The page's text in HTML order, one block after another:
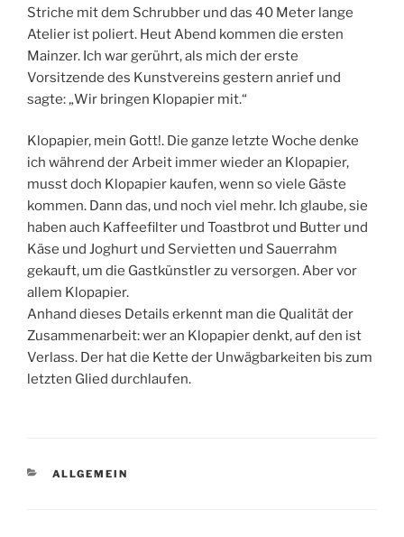
Striche mit dem Schrubber und das 40 Meter lange
Atelier ist poliert. Heut Abend kommen die ersten
Mainzer. Ich war gerührt, als mich der erste
Vorsitzende des Kunstvereins gestern anrief und
sagte: „Wir bringen Klopapier mit.“
Klopapier, mein Gott!. Die ganze letzte Woche denke
ich während der Arbeit immer wieder an Klopapier,
musst doch Klopapier kaufen, wenn so viele Gäste
kommen. Dann das, und noch viel mehr. Ich glaube, sie
haben auch Kaffeefilter und Toastbrot und Butter und
Käse und Joghurt und Servietten und Sauerrahm
gekauft, um die Gastkünstler zu versorgen. Aber vor
allem Klopapier.
Anhand dieses Details erkennt man die Qualität der
Zusammenarbeit: wer an Klopapier denkt, auf den ist
Verlass. Der hat die Kette der Unwägbarkeiten bis zum
letzten Glied durchlaufen.
KATEGORIEN
ALLGEMEIN